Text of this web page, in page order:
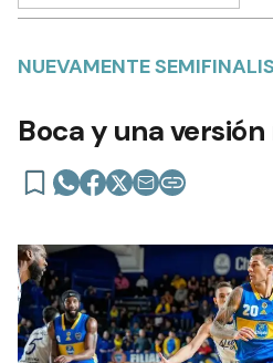
NUEVAMENTE
Boca y una